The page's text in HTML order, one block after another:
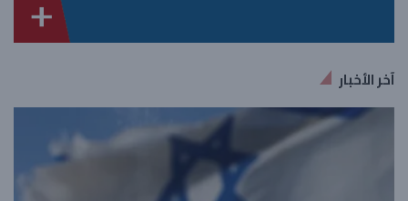
آخر الأخبار